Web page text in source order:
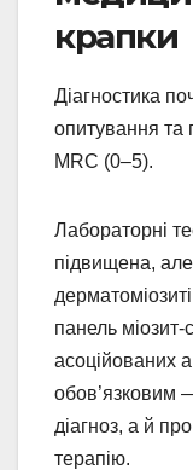
крапки
Діагностика
опитування та
MRC (0–5).
Лабораторні
підвищена,
панель міозит-
асоційованих
обов’язковим
діагноз, а й
терапію.